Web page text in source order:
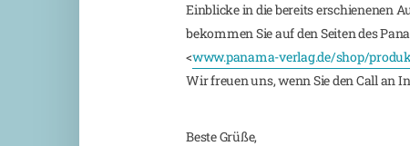
Einblicke in die bereits erschienenen
bekommen Sie auf den Seiten des
<www.panama-verlag.de/shop/
Wir freuen uns, wenn Sie den Call an
Beste Grüße,